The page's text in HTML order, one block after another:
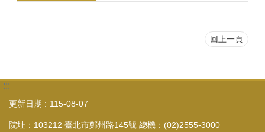
回上一頁
:::
更新日期 115-08-07
院址：103212 臺北市鄭州路145號 總機：(02)2555-3000